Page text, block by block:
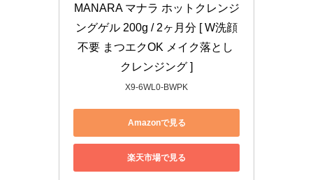
MANARA マナラ ホットクレンジ
ングゲル 200g / 2ヶ月分 [ W洗顔
不要 まつエクOK メイク落とし
クレンジング ]
X9-6WL0-BWPK
Amazonで見る
楽天市場で見る